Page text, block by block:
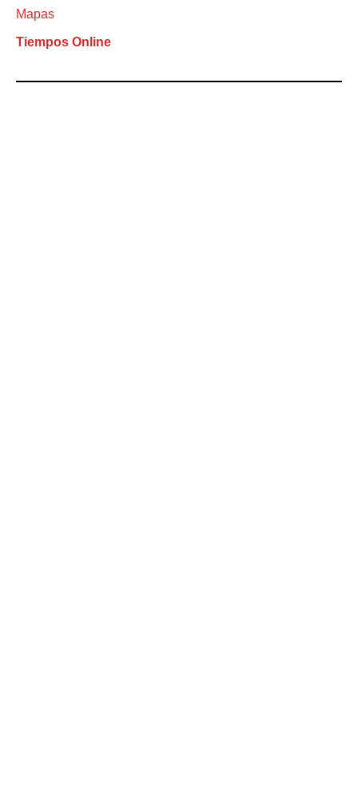
Mapas
Tiempos Online